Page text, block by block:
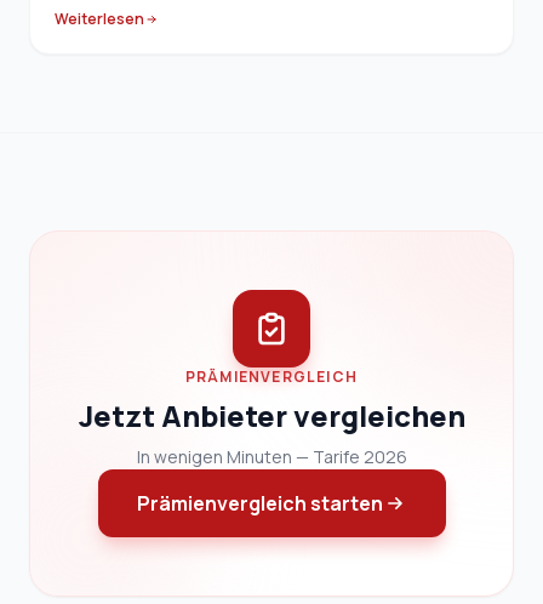
Weiterlesen
PRÄMIENVERGLEICH
Jetzt Anbieter vergleichen
In wenigen Minuten — Tarife 2026
Prämienvergleich starten